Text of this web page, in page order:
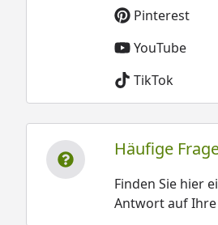
Pinterest
YouTube
TikTok
Häufige
Finden Sie hier
Antwort auf Ihre